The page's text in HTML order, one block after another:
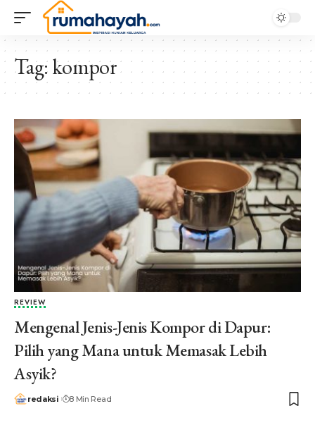
Tag:kompor
REVIEW
Mengenal Jenis-Jenis Kompor di Dapur:
Pilih yang Mana untuk Memasak Lebih
Asyik?
redaksi 8 Min Read